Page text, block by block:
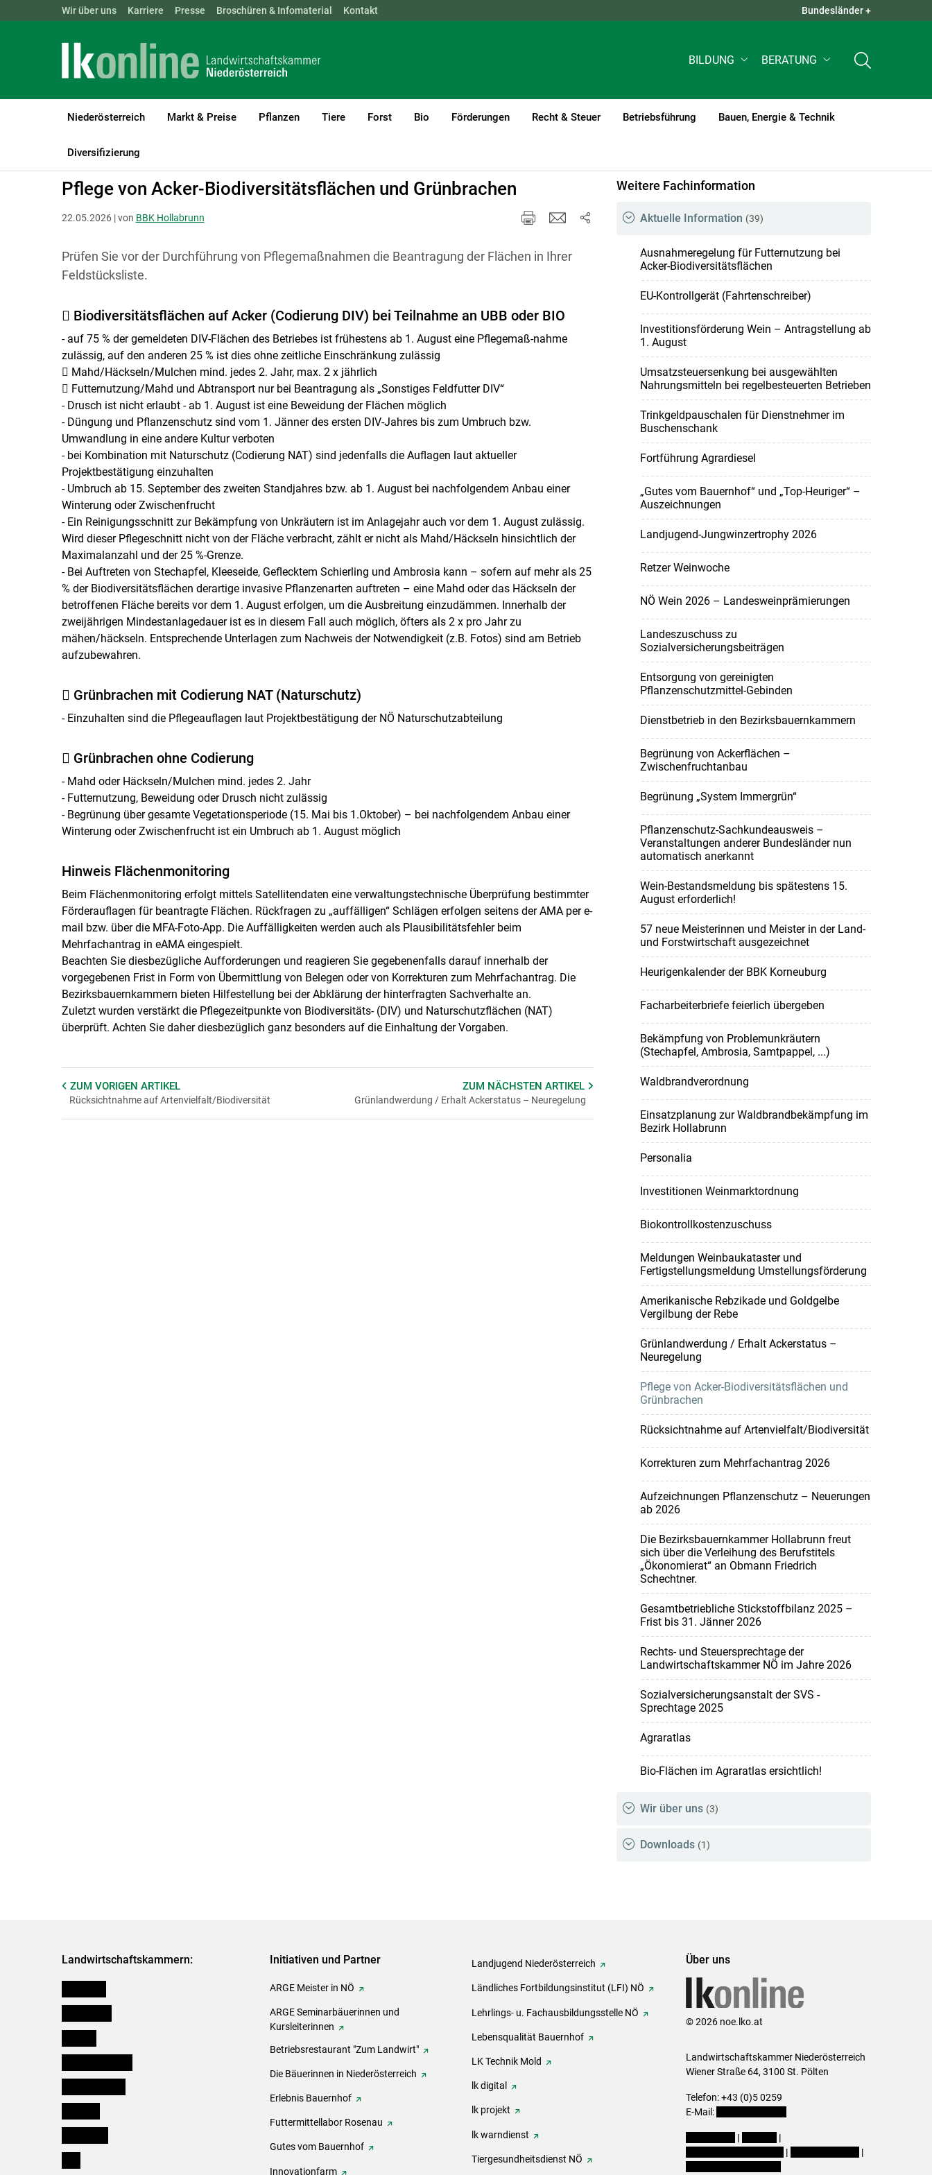
Skip to main content
Landwirtschaftskammern: ÖSTERREICH BGLD KTN NÖ OÖ SBG QUICK LINKS +
Wir über uns Karriere Presse Broschüren & Infomaterial Kontakt Bundesländer +
BILDUNG BERATUNG
Niederösterreich Markt & Preise Pflanzen Tiere Forst Bio Förderungen Recht & Steuer Betriebsführung Bauen, Energie & Technik
Diversifizierung
LK Niederösterreich
Pflege von Acker-Biodiversitätsflächen und Grünbrachen
22.05.2026 | von BBK Hollabrunn
Prüfen Sie vor der Durchführung von Pflegemaßnahmen die Beantragung der Flächen in Ihrer
Feldstücksliste.
 Biodiversitätsflächen auf Acker (Codierung DIV) bei Teilnahme an UBB oder BIO
- auf 75 % der gemeldeten DIV-Flächen des Betriebes ist frühestens ab 1. August eine Pflegemaß-nahme
zulässig, auf den anderen 25 % ist dies ohne zeitliche Einschränkung zulässig
 Mahd/Häckseln/Mulchen mind. jedes 2. Jahr, max. 2 x jährlich
 Futternutzung/Mahd und Abtransport nur bei Beantragung als „Sonstiges Feldfutter DIV“
- Drusch ist nicht erlaubt - ab 1. August ist eine Beweidung der Flächen möglich
- Düngung und Pflanzenschutz sind vom 1. Jänner des ersten DIV-Jahres bis zum Umbruch bzw.
Umwandlung in eine andere Kultur verboten
- bei Kombination mit Naturschutz (Codierung NAT) sind jedenfalls die Auflagen laut aktueller
Projektbestätigung einzuhalten
- Umbruch ab 15. September des zweiten Standjahres bzw. ab 1. August bei nachfolgendem Anbau einer
Winterung oder Zwischenfrucht
- Ein Reinigungsschnitt zur Bekämpfung von Unkräutern ist im Anlagejahr auch vor dem 1. August zulässig.
Wird dieser Pflegeschnitt nicht von der Fläche verbracht, zählt er nicht als Mahd/Häckseln hinsichtlich der
Maximalanzahl und der 25 %-Grenze.
- Bei Auftreten von Stechapfel, Kleeseide, Geflecktem Schierling und Ambrosia kann – sofern auf mehr als 25
% der Biodiversitätsflächen derartige invasive Pflanzenarten auftreten – eine Mahd oder das Häckseln der
betroffenen Fläche bereits vor dem 1. August erfolgen, um die Ausbreitung einzudämmen. Innerhalb der
zweijährigen Mindestanlagedauer ist es in diesem Fall auch möglich, öfters als 2 x pro Jahr zu
mähen/häckseln. Entsprechende Unterlagen zum Nachweis der Notwendigkeit (z.B. Fotos) sind am Betrieb
aufzubewahren.
 Grünbrachen mit Codierung NAT (Naturschutz)
- Einzuhalten sind die Pflegeauflagen laut Projektbestätigung der NÖ Naturschutzabteilung
 Grünbrachen ohne Codierung
- Mahd oder Häckseln/Mulchen mind. jedes 2. Jahr
- Futternutzung, Beweidung oder Drusch nicht zulässig
- Begrünung über gesamte Vegetationsperiode (15. Mai bis 1.Oktober) – bei nachfolgendem Anbau einer
Winterung oder Zwischenfrucht ist ein Umbruch ab 1. August möglich
Hinweis Flächenmonitoring
Beim Flächenmonitoring erfolgt mittels Satellitendaten eine verwaltungstechnische Überprüfung bestimmter
Förderauflagen für beantragte Flächen. Rückfragen zu „auffälligen“ Schlägen erfolgen seitens der AMA per e-
mail bzw. über die MFA-Foto-App. Die Auffälligkeiten werden auch als Plausibilitätsfehler beim
Mehrfachantrag in eAMA eingespielt.
Beachten Sie diesbezügliche Aufforderungen und reagieren Sie gegebenenfalls darauf innerhalb der
vorgegebenen Frist in Form von Übermittlung von Belegen oder von Korrekturen zum Mehrfachantrag. Die
Bezirksbauernkammern bieten Hilfestellung bei der Abklärung der hinterfragten Sachverhalte an.
Zuletzt wurden verstärkt die Pflegezeitpunkte von Biodiversitäts- (DIV) und Naturschutzflächen (NAT)
überprüft. Achten Sie daher diesbezüglich ganz besonders auf die Einhaltung der Vorgaben.
ZUM VORIGEN ARTIKEL
Rücksichtnahme auf Artenvielfalt/Biodiversität
ZUM NÄCHSTENARTIKEL
Grünlandwerdung / Erhalt Ackerstatus – Neuregelung
Weitere Fachinformation
Aktuelle Information (39)
Ausnahmeregelung für Futternutzung bei
Acker-Biodiversitätsflächen
EU-Kontrollgerät (Fahrtenschreiber)
Investitionsförderung Wein – Antragstellung ab
1. August
Umsatzsteuersenkung bei ausgewählten
Nahrungsmitteln bei regelbesteuerten Betrieben
Trinkgeldpauschalen für Dienstnehmer im
Buschenschank
Fortführung Agrardiesel
„Gutes vom Bauernhof“ und „Top-Heuriger“ –
Auszeichnungen
Landjugend-Jungwinzertrophy 2026
Retzer Weinwoche
NÖ Wein 2026 – Landesweinprämierungen
Landeszuschuss zu
Sozialversicherungsbeiträgen
Entsorgung von gereinigten
Pflanzenschutzmittel-Gebinden
Dienstbetrieb in den Bezirksbauernkammern
Begrünung von Ackerflächen –
Zwischenfruchtanbau
Begrünung „System Immergrün“
Pflanzenschutz-Sachkundeausweis –
Veranstaltungen anderer Bundesländer nun
automatisch anerkannt
Wein-Bestandsmeldung bis spätestens 15.
August erforderlich!
57 neue Meisterinnen und Meister in der Land-
und Forstwirtschaft ausgezeichnet
Heurigenkalender der BBK Korneuburg
Facharbeiterbriefe feierlich übergeben
Bekämpfung von Problemunkräutern
(Stechapfel, Ambrosia, Samtpappel, ...)
Waldbrandverordnung
Einsatzplanung zur Waldbrandbekämpfung im
Bezirk Hollabrunn
Personalia
Investitionen Weinmarktordnung
Biokontrollkostenzuschuss
Meldungen Weinbaukataster und
Fertigstellungsmeldung Umstellungsförderung
Amerikanische Rebzikade und Goldgelbe
Vergilbung der Rebe
Grünlandwerdung / Erhalt Ackerstatus –
Neuregelung
Pflege von Acker-Biodiversitätsflächen und
Grünbrachen
Rücksichtnahme auf Artenvielfalt/Biodiversität
Korrekturen zum Mehrfachantrag 2026
Aufzeichnungen Pflanzenschutz – Neuerungen
ab 2026
Die Bezirksbauernkammer Hollabrunn freut
sich über die Verleihung des Berufstitels
„Ökonomierat“ an Obmann Friedrich
Schechtner.
Gesamtbetriebliche Stickstoffbilanz 2025 –
Frist bis 31. Jänner 2026
Rechts- und Steuersprechtage der
Landwirtschaftskammer NÖ im Jahre 2026
Sozialversicherungsanstalt der SVS -
Sprechtage 2025
Agraratlas
Bio-Flächen im Agraratlas ersichtlich!
Wir über uns (3)
Downloads (1)
Landwirtschaftskammern: Initiativen und Partner
ARGE Meister in NÖ
ARGE Seminarbäuerinnen und
Kursleiterinnen
Betriebsrestaurant "Zum Landwirt"
Die Bäuerinnen in Niederösterreich
Erlebnis Bauernhof
Futtermittellabor Rosenau
Gutes vom Bauernhof
Innovationfarm
Landjugend Niederösterreich
Ländliches Fortbildungsinstitut (LFI) NÖ
Lehrlings- u. Fachausbildungsstelle NÖ
Lebensqualität Bauernhof
LK Technik Mold
lk digital
lk projekt
lk warndienst
Tiergesundheitsdienst NÖ
Über uns
© 2026 noe.lko.at
Landwirtschaftskammer Niederösterreich
Wiener Straße 64, 3100 St. Pölten
Telefon: +43 (0)5 0259
E-Mail:
|
|
|
|